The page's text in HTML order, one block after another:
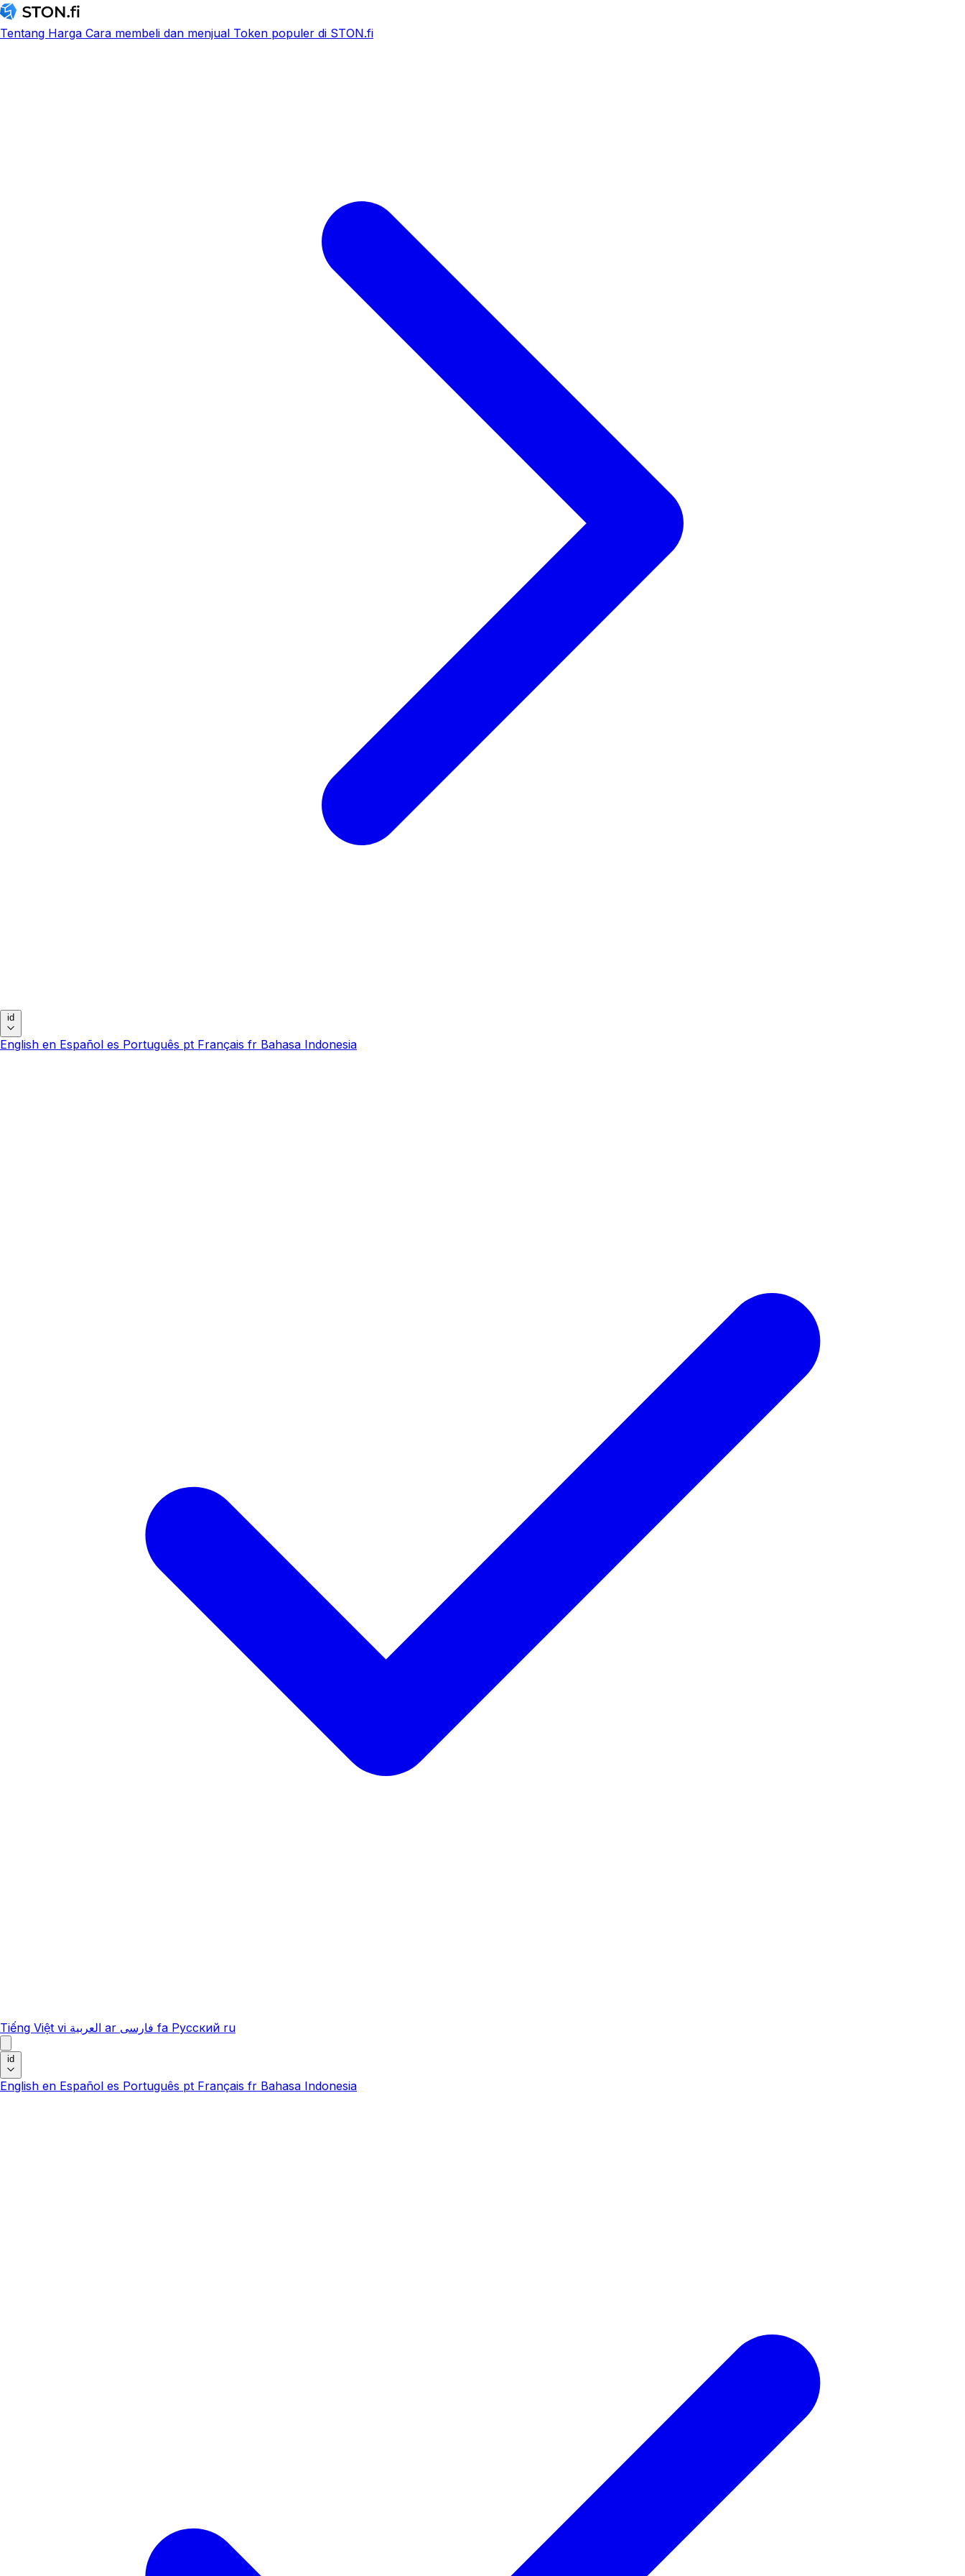
Tentang Harga Cara membeli dan menjual Token populer di STON.fi
id
English en Español es Português pt Français fr Bahasa Indonesia
Tiếng Việt vi العربية ar فارسی fa Русский ru
id
English en Español es Português pt Français fr Bahasa Indonesia